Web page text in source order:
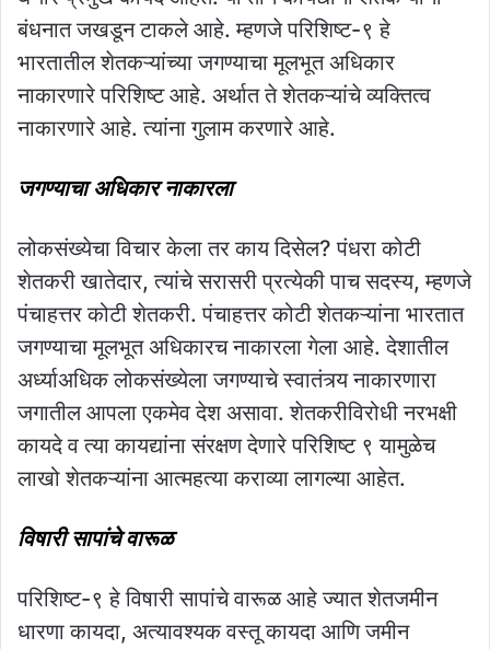
बंधनात जखडून टाकले आहे. म्हणजे परिशिष्ट-९ हे
भारतातील शेतकऱ्यांच्या जगण्याचा मूलभूत अधिकार
नाकारणारे परिशिष्ट आहे. अर्थात ते शेतकऱ्यांचे व्यक्तित्व
नाकारणारे आहे. त्यांना गुलाम करणारे आहे.
जगण्याचा अधिकार नाकारला
लोकसंख्येचा विचार केला तर काय दिसेल? पंधरा कोटी
शेतकरी खातेदार, त्यांचे सरासरी प्रत्येकी पाच सदस्य, म्हणजे
पंचाहत्तर कोटी शेतकरी. पंचाहत्तर कोटी शेतकऱ्यांना भारतात
जगण्याचा मूलभूत अधिकारच नाकारला गेला आहे. देशातील
अर्ध्याअधिक लोकसंख्येला जगण्याचे स्वातंत्र्य नाकारणारा
जगातील आपला एकमेव देश असावा. शेतकरीविरोधी नरभक्षी
कायदे व त्या कायद्यांना संरक्षण देणारे परिशिष्ट ९ यामुळेच
लाखो शेतकऱ्यांना आत्महत्या कराव्या लागल्या आहेत.
विषारी सापांचे वारूळ
परिशिष्ट-९ हे विषारी सापांचे वारूळ आहे ज्यात शेतजमीन
धारणा कायदा, अत्यावश्यक वस्तू कायदा आणि जमीन